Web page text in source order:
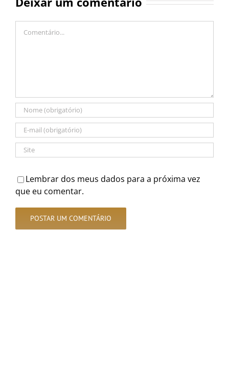
Lembrar dos meus dados para a próxima vez
que eu comentar.